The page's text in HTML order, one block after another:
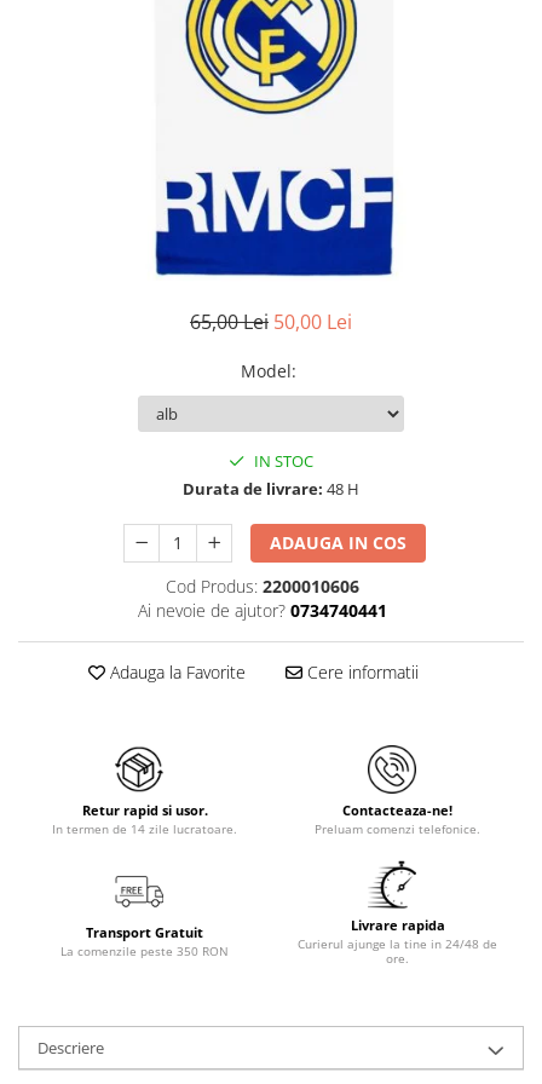
65,00 Lei 50,00 Lei
Model:
IN STOC
Durata de livrare: 48 H
ADAUGA IN COS
Cod Produs: 2200010606
Ai nevoie de ajutor? 0734740441
Adauga la Favorite Cere informatii
Retur rapid si usor.
In termen de 14 zile lucratoare.
Contacteaza-ne!
Preluam comenzi telefonice.
Transport Gratuit
La comenzile peste 350 RON
Livrare rapida
Curierul ajunge la tine in 24/48 de
ore.
Descriere